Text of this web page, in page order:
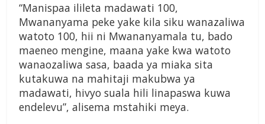
“Manispaa ilileta madawati 100,
Mwananyama peke yake kila siku wanazaliwa
watoto 100, hii ni Mwananyamala tu, bado
maeneo mengine, maana yake kwa watoto
wanaozaliwa sasa, baada ya miaka sita
kutakuwa na mahitaji makubwa ya
madawati, hivyo suala hili linapaswa kuwa
endelevu”, alisema mstahiki meya.